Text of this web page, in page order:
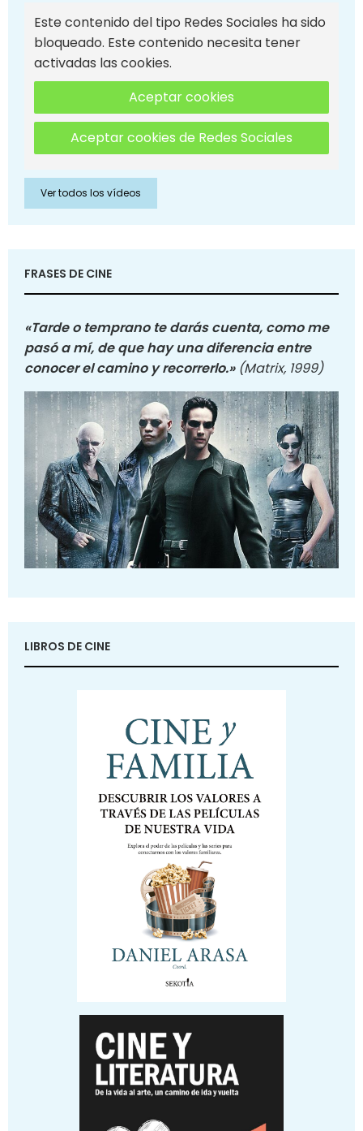
Este contenido del tipo Redes Sociales ha sido
bloqueado. Este contenido necesita tener
activadas las cookies.
Aceptar cookies
Aceptar cookies de Redes Sociales
Ver todos los vídeos
FRASES DE CINE
«Tarde o temprano te darás cuenta, como me
pasó a mí, de que hay una diferencia entre
conocer el camino y recorrerlo.» (Matrix, 1999)
LIBROS DE CINE